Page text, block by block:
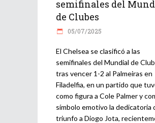
semifinales del
de Clubes
05/07/2025
El Chelsea se clasificó a las
semifinales del Mundial de
tras vencer 1-2 al Palmeiras en
Filadelfia, en un partido que
como figura a Cole Palmer y
símbolo emotivo la dedicatoria
triunfo a Diogo Jota,